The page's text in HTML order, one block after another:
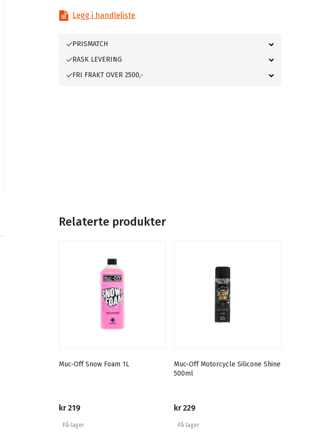
Legg i handleliste
PRISMATCH
RASK LEVERING
FRI FRAKT OVER 2500,-
Relaterte produkter
Muc-Off Snow Foam 1L
kr 219
På lager
Muc-Off Motorcycle Silicone Shine
500ml
kr 229
På lager